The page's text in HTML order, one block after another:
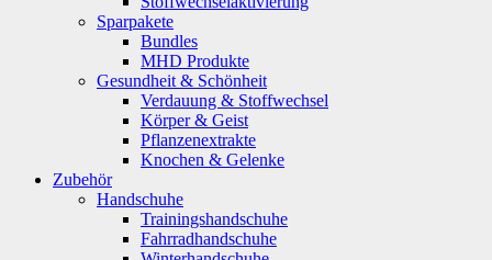
Sparpakete
Bundles
MHD Produkte
Gesundheit & Schönheit
Verdauung & Stoffwechsel
Körper & Geist
Pflanzenextrakte
Knochen & Gelenke
Zubehör
Handschuhe
Trainingshandschuhe
Fahrradhandschuhe